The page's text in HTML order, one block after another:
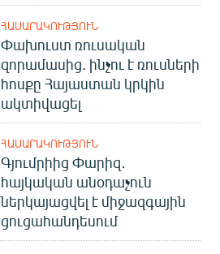
ՀԱՍԱՐԱԿՈՒԹՅՈՒՆ
Փախուստ ռուսական
զորամասից. ինչու է ռուսների
հոսքը Հայաստան կրկին
ակտիվացել
ՀԱՍԱՐԱԿՈՒԹՅՈՒՆ
Գյումրիից Փարիզ․
հայկական անօդաչուն
ներկայացվել է միջազգային
ցուցահանդեսում